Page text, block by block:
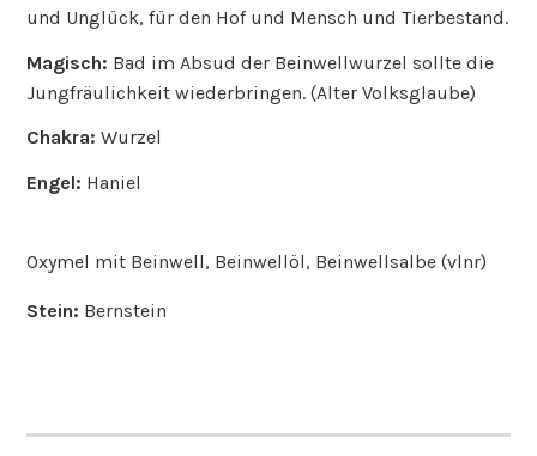
und Unglück, für den Hof und Mensch und Tierbestand.
Magisch: Bad im Absud der Beinwellwurzel sollte die
Jungfräulichkeit wiederbringen. (Alter Volksglaube)
Chakra: Wurzel
Engel: Haniel
Oxymel mit Beinwell, Beinwellöl, Beinwellsalbe (vlnr)
Stein: Bernstein